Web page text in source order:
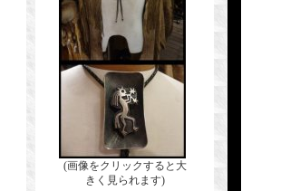
(画像をクリックすると大
きく見られます)